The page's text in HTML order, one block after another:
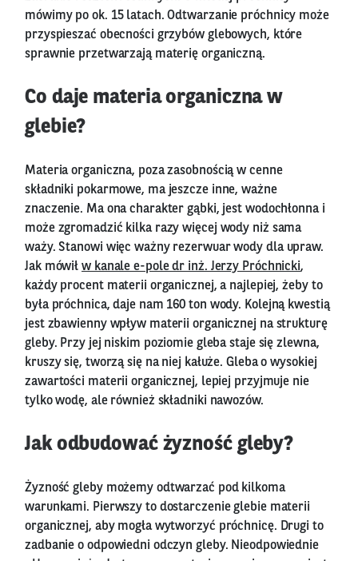
mówimy po ok. 15 latach. Odtwarzanie próchnicy może
przyspieszać obecności grzybów glebowych, które
sprawnie przetwarzają materię organiczną.
Co daje materia organiczna w
glebie?
Materia organiczna, poza zasobnością w cenne
składniki pokarmowe, ma jeszcze inne, ważne
znaczenie. Ma ona charakter gąbki, jest wodochłonna i
może zgromadzić kilka razy więcej wody niż sama
waży. Stanowi więc ważny rezerwuar wody dla upraw.
Jak mówiłw kanale e-pole dr inż. Jerzy Próchnicki,
każdy procent materii organicznej, a najlepiej, żeby to
była próchnica, daje nam 160 ton wody. Kolejną kwestią
jest zbawienny wpływ materii organicznej na strukturę
gleby. Przy jej niskim poziomie gleba staje się zlewna,
kruszy się, tworzą się na niej kałuże. Gleba o wysokiej
zawartości materii organicznej, lepiej przyjmuje nie
tylko wodę, ale również składniki nawozów.
Jak odbudować żyzność gleby?
Żyzność gleby możemy odtwarzać pod kilkoma
warunkami. Pierwszy to dostarczenie glebie materii
organicznej, aby mogła wytworzyć próchnicę. Drugi to
zadbanie o odpowiedni odczyn gleby. Nieodpowiednie